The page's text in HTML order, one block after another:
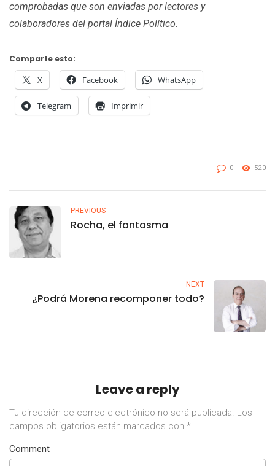
comprobadas que son enviadas por lectores y
colaboradores del portal Índice Político.
Comparte esto:
X Facebook WhatsApp
Telegram Imprimir
0 520
PREVIOUS
Rocha, el fantasma
NEXT
¿Podrá Morena recomponer todo?
Leave a reply
Tu dirección de correo electrónico no será publicada. Los
campos obligatorios están marcados con *
Comment